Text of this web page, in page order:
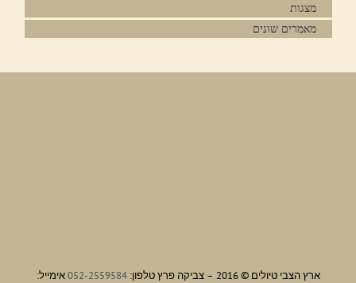
מצגות
מאמרים שונים
ארץ הצבי טיולים © 2016 – צביקה פרץ טלפון: 052-2559584אימייל: